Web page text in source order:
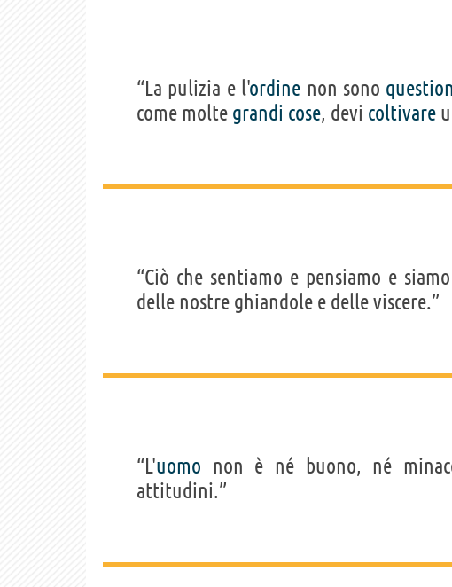
“La pulizia e l'ordine non sono
come molte grandi cose, devi coltivare
“Ciò che sentiamo e pensiamo e
delle nostre ghiandole e delle viscere.”
“L'uomo non è né buono, né
attitudini.”